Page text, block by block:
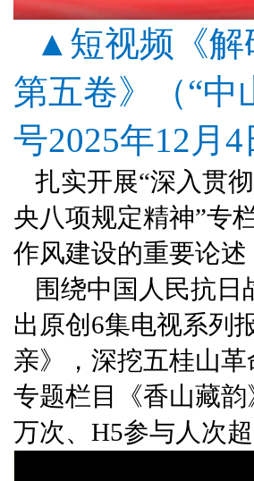
▲短视频《解
第五卷》
（“
号2025年12月
扎实开展“深入贯
央八项规定精神”专
作风建设的重要论
围绕中国人民抗
出原创6集电视系列
亲》，深挖五桂山
专题栏目《香山藏
万次、H5参与人次